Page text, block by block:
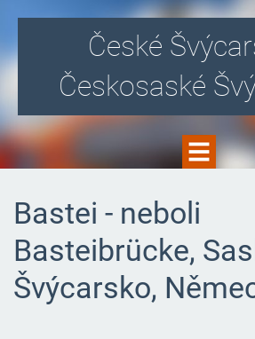
České
Českosaské
Bastei - neboli
Basteibrücke,
Švýcarsko,